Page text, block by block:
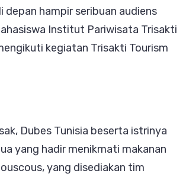
depan hampir seribuan audiens
Institut Pariwisata Trisakti
kegiatan Trisakti Tourism
Dubes Tunisia beserta istrinya
yang hadir menikmati makanan
yang disediakan tim